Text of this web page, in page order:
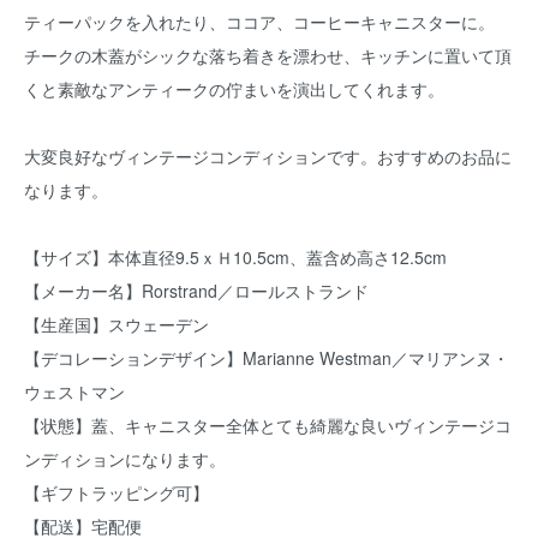
ティーパックを入れたり、ココア、コーヒーキャニスターに。
チークの木蓋がシックな落ち着きを漂わせ、キッチンに置いて頂
くと素敵なアンティークの佇まいを演出してくれます。
大変良好なヴィンテージコンディションです。おすすめのお品に
なります。
【サイズ】本体直径9.5ｘＨ10.5cm、蓋含め高さ12.5cm
【メーカー名】Rorstrand／ロールストランド
【生産国】スウェーデン
【デコレーションデザイン】Marianne Westman／マリアンヌ・
ウェストマン
【状態】蓋、キャニスター全体とても綺麗な良いヴィンテージコ
ンディションになります。
【ギフトラッピング可】
【配送】宅配便